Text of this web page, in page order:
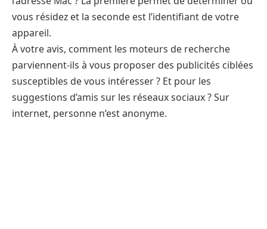
vous résidez et la seconde est l’identifiant de votre
appareil.
À votre avis, comment les moteurs de recherche
parviennent-ils à vous proposer des publicités ciblées
susceptibles de vous intéresser ? Et pour les
suggestions d’amis sur les réseaux sociaux ? Sur
internet, personne n’est anonyme.